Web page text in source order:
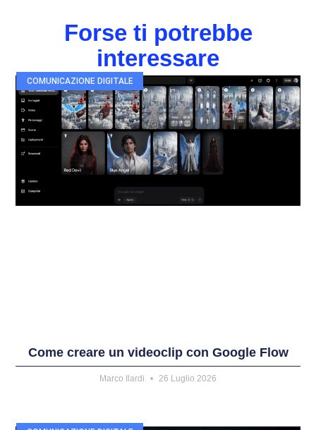
Forse ti potrebbe
interessare
COMUNICAZIONE DIGITALE
Come creare un videoclip con Google Flow
Marco Ilardi 26 Luglio 2026